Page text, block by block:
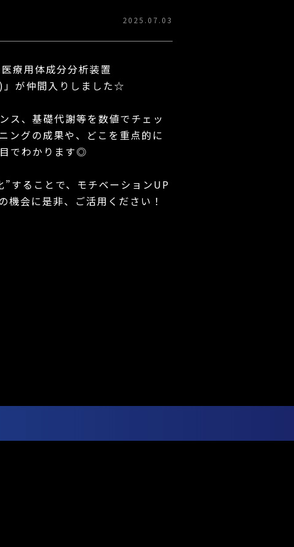
2025.07.03
療用体成分分析装置
」が仲間入りしました☆
ス、基礎代謝等を数値でチェッ
ングの成果や、どこを重点的に
でわかります◎
することで、モチベーションUP
機会に是非、ご活用ください！